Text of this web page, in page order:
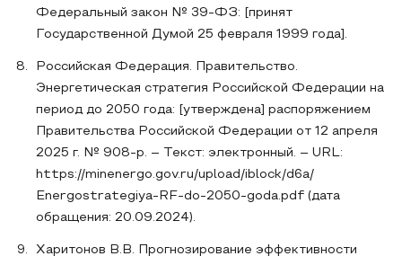
Федеральный закон № 39-ФЗ: [принят
Государственной Думой 25 февраля 1999 года].
Российская Федерация. Правительство.
Энергетическая стратегия Российской Федерации на
период до 2050 года: [утверждена] распоряжением
Правительства Российской Федерации от 12 апреля
2025 г. № 908-р. – Текст: электронный. – URL:
https://minenergo.gov.ru/upload/iblock/d6a/
Energostrategiya-RF-do-2050-goda.pdf (дата
обращения: 20.09.2024).
Харитонов В.В. Прогнозирование эффективности